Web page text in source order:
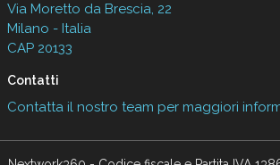
Via Moretto da Brescia, 22
Milano - Italia
CAP 20133
Contatti
Contatta il nostro team per maggiori